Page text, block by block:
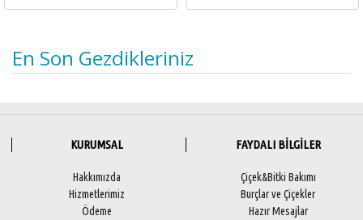
En Son Gezdikleriniz
KURUMSAL
Hakkımızda
Hizmetlerimiz
Ödeme
FAYDALI BİLGİLER
Çiçek&Bitki Bakımı
Burçlar ve Çiçekler
Hazır Mesajlar